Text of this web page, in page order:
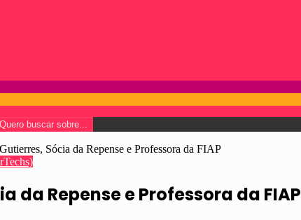
Quero buscar sobre...
Sócia da Repense e Professora da FIAP
da Repense e Professora da FIAP